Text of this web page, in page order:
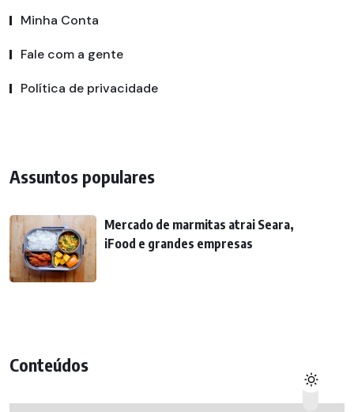
Minha Conta
Fale com a gente
Política de privacidade
Assuntos populares
Mercado de marmitas atrai Seara,
iFood e grandes empresas
Conteúdos